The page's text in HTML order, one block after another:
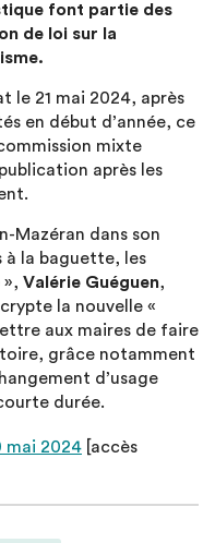
font partie des
de loi sur la
le 21 mai 2024, après
en début d’année, ce
mixte
après les
Mazéran dans son
à la baguette, les
Valérie Guéguen,
la nouvelle «
aux maires de faire
grâce notamment
d’usage
durée.
mai 2024 [accès